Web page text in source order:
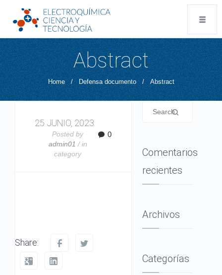
Abstract
Home / Defensa documento / Abstract
25 JUNIO, 2023
Posted by
admin01 / in
category
0
Share:
Comentarios
recientes
Archivos
Categorías